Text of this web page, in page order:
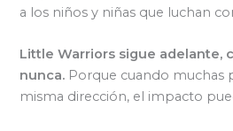
a los niños y niñas que luchan
Little Warriors sigue adelante,
nunca. Porque cuando muchas
misma dirección, el impacto